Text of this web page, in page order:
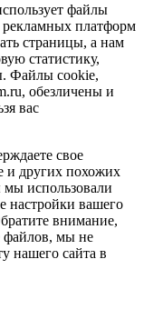
файлы
платформ
страницы, а нам
статистику,
Файлы сookie,
обезличены и
вас
свое
и других похожих
использовали
настройки вашего
внимание,
файлов, мы не
нашего сайта в